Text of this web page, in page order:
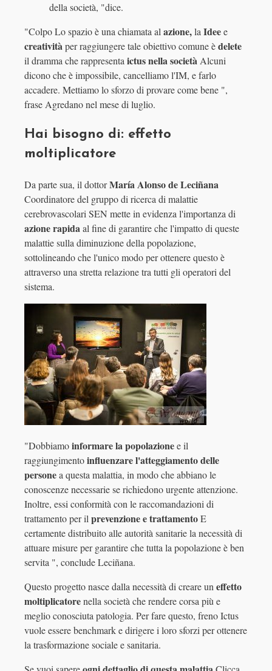
della società, "dice.
"Colpo Lo spazio è una chiamata alazione,laIdeee
creativitàper raggiungere tale obiettivo comune èdelete
il dramma che rappresentaictus nella societàAlcuni
dicono che è impossibile, cancelliamo l'IM, e farlo
accadere. Mettiamo lo sforzo di provare come bene ",
frase Agredano nel mese di luglio.
Hai bisogno di: effetto
moltiplicatore
Da parte sua, il dottorMaría Alonso de Leciñana
Coordinatore del gruppo di ricerca di malattie
cerebrovascolari SEN mette in evidenza l'importanza di
azione rapidaal fine di garantire che l'impatto di queste
malattie sulla diminuzione della popolazione,
sottolineando che l'unico modo per ottenere questo è
attraverso una stretta relazione tra tutti gli operatori del
sistema.
"Dobbiamoinformare la popolazionee il
raggiungimentoinfluenzare l'atteggiamento delle
personea questa malattia, in modo che abbiano le
conoscenze necessarie se richiedono urgente attenzione.
Inoltre, essi conformità con le raccomandazioni di
trattamento per ilprevenzione e trattamentoE
certamente distribuito alle autorità sanitarie la necessità di
attuare misure per garantire che tutta la popolazione è ben
servita ", conclude Leciñana.
Questo progetto nasce dalla necessità di creare uneffetto
moltiplicatorenella società che rendere corsa più e
meglio conosciuta patologia. Per fare questo, freno Ictus
vuole essere benchmark e dirigere i loro sforzi per ottenere
la trasformazione sociale e sanitaria.